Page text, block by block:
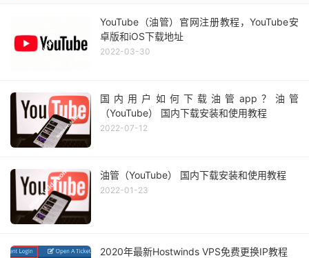
YouTube（油管）官网注册教程，YouTube安
卓版和iOS下载地址
2022-03-30
国内用户如何下载油管app？油管
（YouTube） 国内下载安装和使用教程
2022-07-12
油管（YouTube） 国内下载安装和使用教程
2022-01-23
2020年最新Hostwinds VPS免费更换IP教程